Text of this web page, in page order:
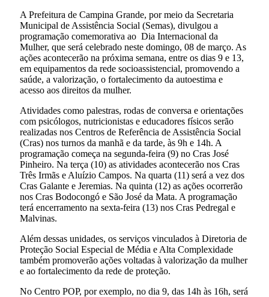
A Prefeitura de Campina Grande, por meio da Secretaria
Municipal de Assistência Social (Semas), divulgou a
programação comemorativa ao Dia Internacional da
Mulher, que será celebrado neste domingo, 08 de março. As
ações acontecerão na próxima semana, entre os dias 9 e 13,
em equipamentos da rede socioassistencial, promovendo a
saúde, a valorização, o fortalecimento da autoestima e
acesso aos direitos da mulher.
Atividades como palestras, rodas de conversa e orientações
com psicólogos, nutricionistas e educadores físicos serão
realizadas nos Centros de Referência de Assistência Social
(Cras) nos turnos da manhã e da tarde, às 9h e 14h. A
programação começa na segunda-feira (9) no Cras José
Pinheiro. Na terça (10) as atividades acontecerão nos Cras
Três Irmãs e Aluízio Campos. Na quarta (11) será a vez dos
Cras Galante e Jeremias. Na quinta (12) as ações ocorrerão
nos Cras Bodocongó e São José da Mata. A programação
terá encerramento na sexta-feira (13) nos Cras Pedregal e
Malvinas.
Além dessas unidades, os serviços vinculados à Diretoria de
Proteção Social Especial de Média e Alta Complexidade
também promoverão ações voltadas à valorização da mulher
e ao fortalecimento da rede de proteção.
No Centro POP, por exemplo, no dia 9, das 14h às 16h, será